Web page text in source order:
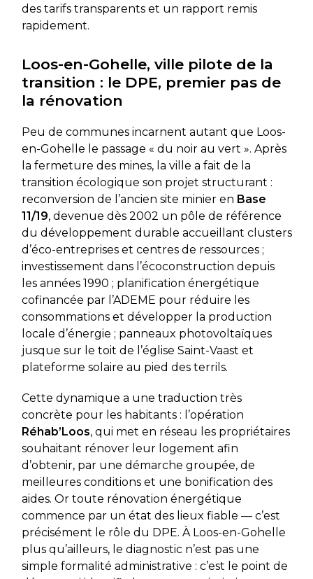
des tarifs transparents et un rapport remis
rapidement.
Loos-en-Gohelle, ville pilote de la
transition : le DPE, premier pas de
la rénovation
Peu de communes incarnent autant que Loos-
en-Gohelle le passage « du noir au vert ». Après
la fermeture des mines, la ville a fait de la
transition écologique son projet structurant :
reconversion de l’ancien site minier en Base
11/19, devenue dès 2002 un pôle de référence
du développement durable accueillant clusters
d’éco-entreprises et centres de ressources ;
investissement dans l’écoconstruction depuis
les années 1990 ; planification énergétique
cofinancée par l’ADEME pour réduire les
consommations et développer la production
locale d’énergie ; panneaux photovoltaïques
jusque sur le toit de l’église Saint-Vaast et
plateforme solaire au pied des terrils.
Cette dynamique a une traduction très
concrète pour les habitants : l’opération
Réhab’Loos, qui met en réseau les propriétaires
souhaitant rénover leur logement afin
d’obtenir, par une démarche groupée, de
meilleures conditions et une bonification des
aides. Or toute rénovation énergétique
commence par un état des lieux fiable — c’est
précisément le rôle du DPE. À Loos-en-Gohelle
plus qu’ailleurs, le diagnostic n’est pas une
simple formalité administrative : c’est le point de